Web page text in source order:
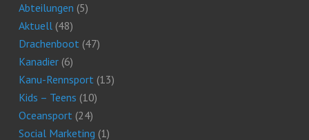
Abteilungen (5)
Aktuell(48)
Drachenboot(47)
Kanadier(6)
Kanu-Rennsport(13)
Kids – Teens (10)
Oceansport(24)
Social Marketing (1)